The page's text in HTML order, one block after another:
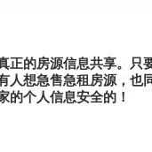
的房源信息共享。
想急售急租房源，
的个人信息安全的！